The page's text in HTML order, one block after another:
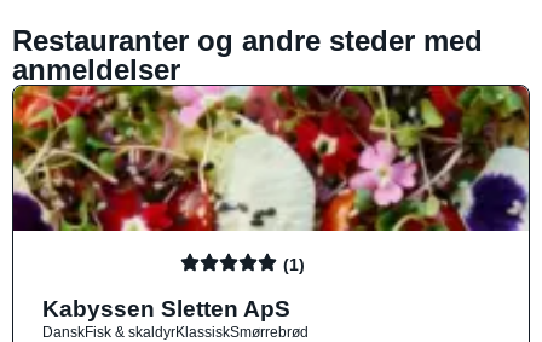
Restauranter og andre steder med
anmeldelser
(1)
Kabyssen Sletten ApS
DanskFisk & skaldyrKlassiskSmørrebrød